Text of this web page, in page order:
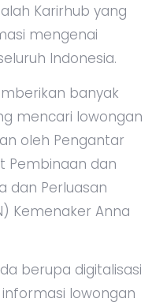
Karirhub yang
mengenai
Indonesia.
banyak
mencari lowongan
oleh Pengantar
Pembinaan dan
dan Perluasan
Kemenaker Anna
berupa digitalisasi
lowongan